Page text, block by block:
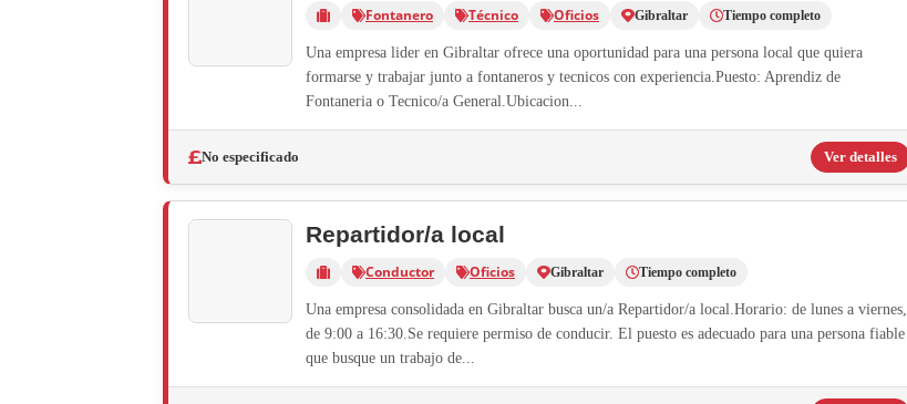
Fontanero Técnico Oficios Gibraltar Tiempo completo
Una empresa lider en Gibraltar ofrece una oportunidad para una persona local que quiera
formarse y trabajar junto a fontaneros y tecnicos con experiencia.Puesto: Aprendiz de
Fontaneria o Tecnico/a General.Ubicacion...
No especificado Ver detalles
Repartidor/a local
Conductor Oficios Gibraltar Tiempo completo
Una empresa consolidada en Gibraltar busca un/a Repartidor/a local.Horario: de lunes a viernes,
de 9:00 a 16:30.Se requiere permiso de conducir. El puesto es adecuado para una persona fiable
que busque un trabajo de...